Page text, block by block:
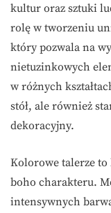
kultur oraz sztuki
rolę w tworzeniu
który pozwala na
nietuzinkowych
w różnych
stół, ale również
dekoracyjny.
Kolorowe talerze to
boho charakteru.
intensywnych